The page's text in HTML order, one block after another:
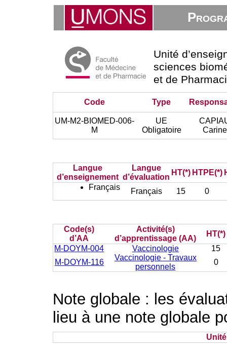
Unité
sciences
et de
Code Type
UM-M2-BIOMED-006-
M
UE
Obligatoire
Carine
Langue
d’enseignement
Langue
d’évaluation
HT(*) HTPE(*)
Français
Français 15 0
Code(s)
d’AA
Activité(s)
d’apprentissage (AA)
HT(*)
M-DOYM-004
Vaccinologie
15
M-DOYM-116
Vaccinologie - Travaux
personnels
0
Note globale : les
lieu à une note globale